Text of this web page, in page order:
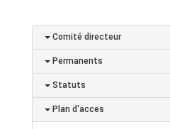
Comité directeur
Permanents
Statuts
Plan d'acces